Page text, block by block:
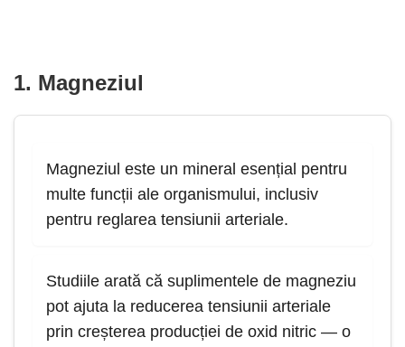
1. Magneziul
Magneziul este un mineral esențial pentru
multe funcții ale organismului, inclusiv
pentru reglarea tensiunii arteriale.
Studiile arată că suplimentele de magneziu
pot ajuta la reducerea tensiunii arteriale
prin creșterea producției de oxid nitric — o